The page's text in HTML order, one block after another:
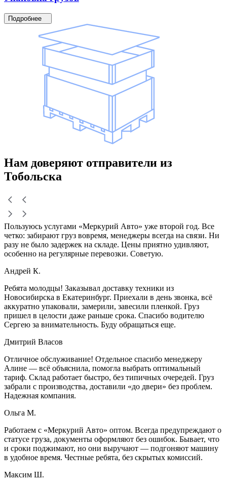
Подробнее
Нам доверяют отправители из
Тобольска
Пользуюсь услугами «Меркурий Авто» уже второй год. Все
четко: забирают груз вовремя, менеджеры всегда на связи. Ни
разу не было задержек на складе. Цены приятно удивляют,
особенно на регулярные перевозки. Советую.
Андрей К.
Ребята молодцы! Заказывал доставку техники из
Новосибирска в Екатеринбург. Приехали в день звонка, всё
аккуратно упаковали, замерили, завесили пленкой. Груз
пришел в целости даже раньше срока. Спасибо водителю
Сергею за внимательность. Буду обращаться еще.
Дмитрий Власов
Отличное обслуживание! Отдельное спасибо менеджеру
Алине — всё объяснила, помогла выбрать оптимальный
тариф. Склад работает быстро, без типичных очередей. Груз
забрали с производства, доставили «до двери» без проблем.
Надежная компания.
Ольга М.
Работаем с «Меркурий Авто» оптом. Всегда предупреждают о
статусе груза, документы оформляют без ошибок. Бывает, что
и сроки поджимают, но они выручают — подгоняют машину
в удобное время. Честные ребята, без скрытых комиссий.
Максим Ш.